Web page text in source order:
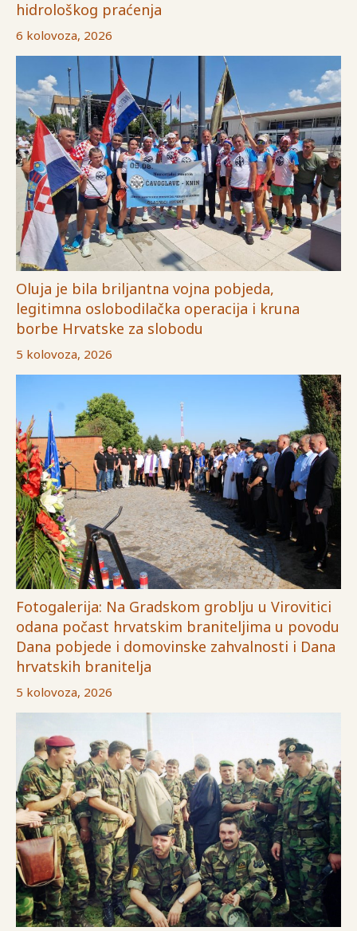
hidrološkog praćenja
6 kolovoza, 2026
Oluja je bila briljantna vojna pobjeda,
legitimna oslobodilačka operacija i kruna
borbe Hrvatske za slobodu
5 kolovoza, 2026
Fotogalerija: Na Gradskom groblju u Virovitici
odana počast hrvatskim braniteljima u povodu
Dana pobjede i domovinske zahvalnosti i Dana
hrvatskih branitelja
5 kolovoza, 2026